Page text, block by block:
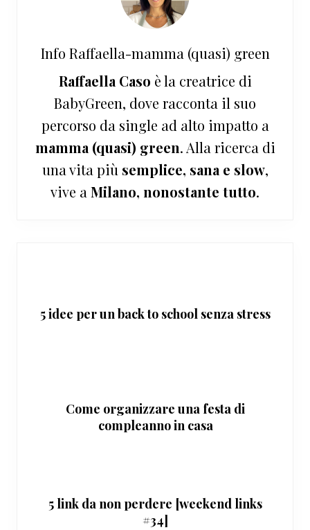
Info Raffaella-mamma (quasi) green
Raffaella Caso è la creatrice di
BabyGreen, dove racconta il suo
percorso da single ad alto impatto a
mamma (quasi) green. Alla ricerca di
una vita più semplice, sana e slow,
vive a Milano, nonostante tutto.
5 idee per un back to school senza stress
Come organizzare una festa di
compleanno in casa
5 link da non perdere [weekend links
#34]